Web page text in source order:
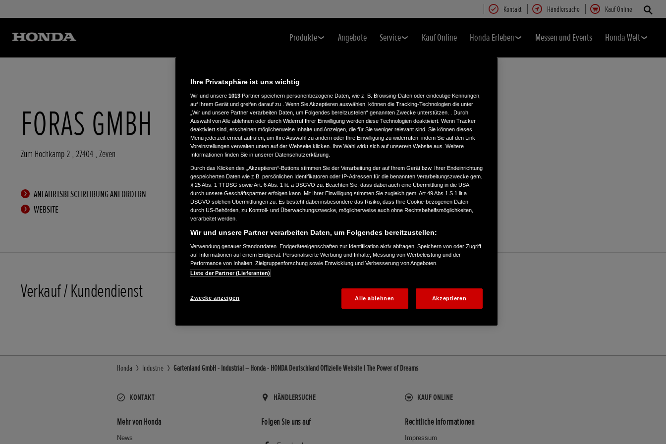
Kontakt Händlersuche Kauf Online
Produkte Angebote Service Kauf Online Honda Erleben Messen und Events Honda Welt
FORAS GMBH
Zum Hochkamp 2 , 27404 , Zeven
ANFAHRTSBESCHREIBUNG ANFORDERN
WEBSITE
Verkauf / Kundendienst
Honda Industrie Gartenland GmbH - Industrial – Honda - HONDA Deutschland Offizielle Website | The Power of Dreams
KONTAKT HÄNDLERSUCHE KAUF ONLINE
Mehr von Honda
News
Folgen Sie uns auf Rechtliche Informationen
Impressum
Ihre Privatsphäre ist uns wichtig
Wir und unsere 1013 Partner speichern personenbezogene Daten, wie z. B. Browsing-Daten oder eindeutige Kennungen,
auf Ihrem Gerät und greifen darauf zu . Wenn Sie Akzeptieren auswählen, können die Tracking-Technologien die unter
„Wir und unsere Partner verarbeiten Daten, um Folgendes bereitzustellen“ genannten Zwecke unterstützen. . Durch
Auswahl von Alle ablehnen oder durch Widerruf Ihrer Einwilligung werden diese Technologien deaktiviert. Wenn Tracker
deaktiviert sind, erscheinen möglicherweise Inhalte und Anzeigen, die für Sie weniger relevant sind. Sie können dieses
Menü jederzeit erneut aufrufen, um Ihre Auswahl zu ändern oder Ihre Einwilligung zu widerrufen, indem Sie auf den Link
Voreinstellungen verwalten unten auf der Webseite klicken. Ihre Wahl wirkt sich auf unsere/n Website aus. Weitere
Informationen finden Sie in unserer Datenschutzerklärung.
Durch das Klicken des „Akzeptieren“-Buttons stimmen Sie der Verarbeitung der auf Ihrem Gerät bzw. Ihrer Endeinrichtung
gespeicherten Daten wie z.B. persönlichen Identifikatoren oder IP-Adressen für die benannten Verarbeitungszwecke gem.
§ 25 Abs. 1 TTDSG sowie Art. 6 Abs. 1 lit. a DSGVO zu. Beachten Sie, dass dabei auch eine Übermittlung in die USA
durch unsere Geschäftspartner erfolgen kann. Mit Ihrer Einwilligung stimmen Sie zugleich gem. Art.49 Abs.1 S.1 lit.a
DSGVO solchen Übermittlungen zu. Es besteht dabei insbesondere das Risiko, dass Ihre Cookie-bezogenen Daten
durch US-Behörden, zu Kontroll- und Überwachungszwecke, möglicherweise auch ohne Rechtsbehelfsmöglichkeiten,
verarbeitet werden.
Wir und unsere Partner verarbeiten Daten, um Folgendes bereitzustellen:
Verwendung genauer Standortdaten. Endgeräteeigenschaften zur Identifikation aktiv abfragen. Speichern von oder Zugriff
auf Informationen auf einem Endgerät. Personalisierte Werbung und Inhalte, Messung von Werbeleistung und der
Performance von Inhalten, Zielgruppenforschung sowie Entwicklung und Verbesserung von Angeboten.
Liste der Partner (Lieferanten)
Zwecke anzeigen Alle ablehnen Akzeptieren